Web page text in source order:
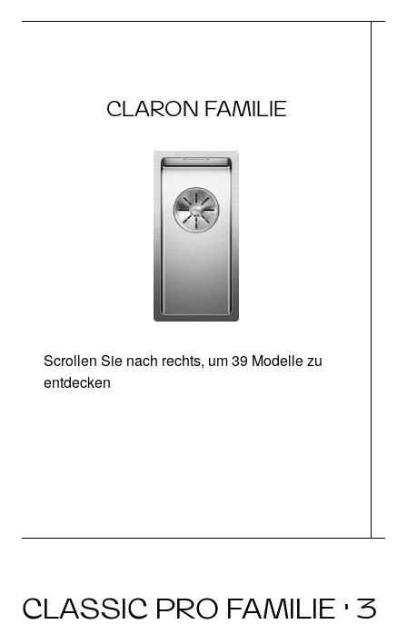
CLARON FAMILIE
Scrollen Sie nach rechts, um 39 Modelle zu
entdecken
CLASSIC PRO FAMILIE · 3